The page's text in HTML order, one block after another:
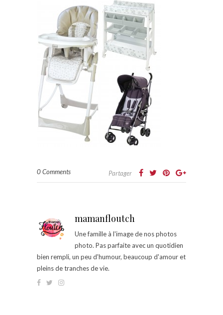
0 Comments Partager
mamanfloutch
Une famille à l'image de nos photos
photo. Pas parfaite avec un quotidien
bien rempli, un peu d'humour, beaucoup d'amour et
pleins de tranches de vie.